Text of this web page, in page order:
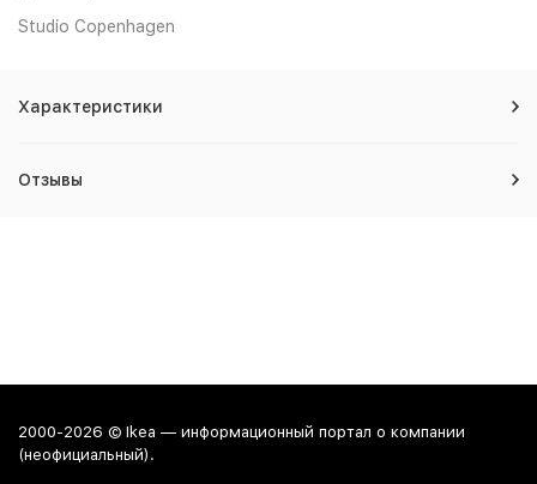
Studio Copenhagen
Характеристики
Отзывы
2000-2026 © Ikea — информационный портал о компании
(неофициальный).